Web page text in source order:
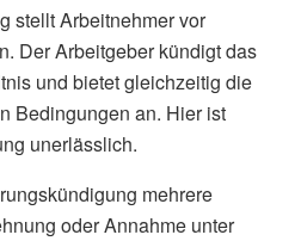
stellt Arbeitnehmer vor
Der Arbeitgeber kündigt das
und bietet gleichzeitig die
Bedingungen an. Hier ist
unerlässlich.
mehrere
oder Annahme unter